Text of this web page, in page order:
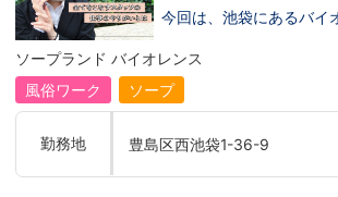
ストの佐藤さんが語
今回は、池袋にあるバイ
した。佐藤さんは、もと
て働いていた経験を持ち
めて“裏方スタッフ”へ転
ひとりです。転職の決め
「長く働くことを考えた
境を選びたかった」 と
た。佐藤さんのリアルな
ソープランド バイオレンス
風俗ワーク
ソープ
勤務地 豊島区西池袋1-36-9